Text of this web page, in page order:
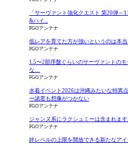
「サーヴァント強化クエスト 第20弾
&ハイ...
FGOアンテナ
低レアを育てた方が強いというのは本
FGOアンテナ
1.5〜2部序盤ぐらいのサーヴァントの
な…
FGOアンテナ
水着イベント2026は沖縄みたいな特異
ー諸君も想像がつかない
FGOアンテナ
ジャンヌ系にラクシュミーは含まれま
FGOアンテナ
絆レベルの上限を開放できる新たなア